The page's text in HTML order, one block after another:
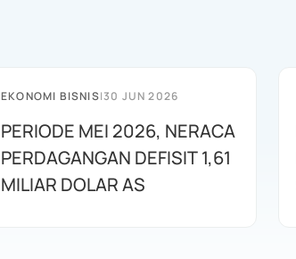
EKONOMI BISNIS|30 JUN 2026
PERIODE MEI 2026, NERACA
PERDAGANGAN DEFISIT 1,61
MILIAR DOLAR AS